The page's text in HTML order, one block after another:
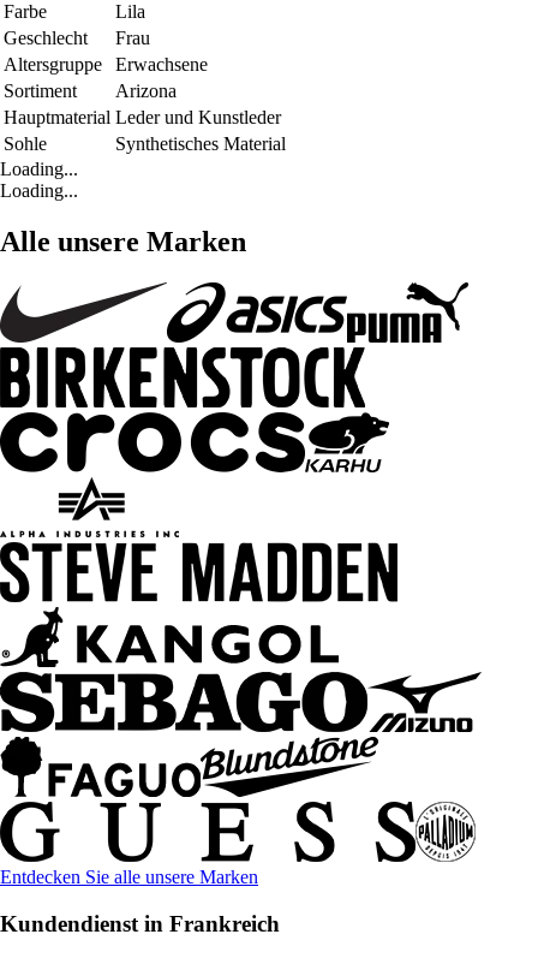
Farbe
Lila
Geschlecht
Frau
Altersgruppe
Erwachsene
Sortiment
Arizona
Hauptmaterial Leder und Kunstleder
Sohle
Synthetisches Material
Loading...
Loading...
Alle unsere Marken
Entdecken Sie alle unsere Marken
Kundendienst in Frankreich